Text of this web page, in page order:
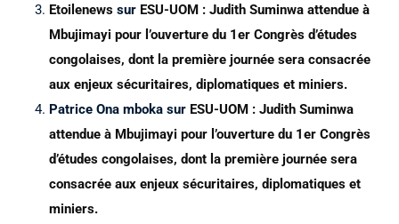
Etoilenews sur ESU-UOM : Judith Suminwa attendue à
Mbujimayi pour l’ouverture du 1er Congrès d’études
congolaises, dont la première journée sera consacrée
aux enjeux sécuritaires, diplomatiques et miniers.
Patrice Ona mboka sur ESU-UOM : Judith Suminwa
attendue à Mbujimayi pour l’ouverture du 1er Congrès
d’études congolaises, dont la première journée sera
consacrée aux enjeux sécuritaires, diplomatiques et
miniers.